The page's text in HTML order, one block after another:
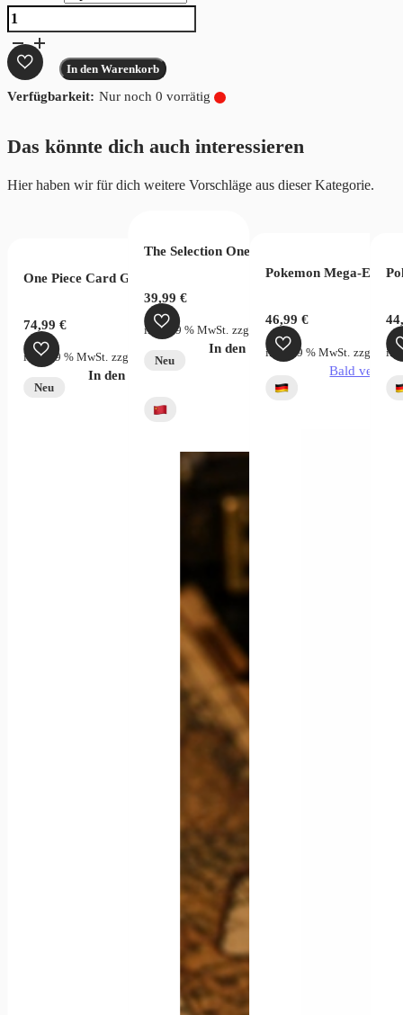
Pokemon
Gem
Pack
Vol.
3
In den Warenkorb
Nur noch 0 vorrätig
Das könnte dich auch interessieren
Hier haben wir für dich weitere Vorschläge aus dieser Kategorie.
8.5
zzgl. Versandkosten
Legendary Collection – Hobby Box
One Piece Card Game Legacy of the Master OPC12 Display
74,99€
inkl. 19 % MwSt. zzgl. Versandkosten
In den Warenkorb
Neu
The Selection One Piece Wanted Bag
39,99€
inkl. 19 % MwSt. zzgl. Versandkosten
In den Warenkorb
Neu
Pokemon Mega-
46,99 €
inkl. 19 % MwSt. zzgl.
Bald